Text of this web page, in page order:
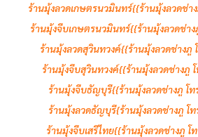
ร้านมุ้งลวดเกษตรนวมินทร์{{ร้านมุ้งลวดช่า
ร้านมุ้งจีบเกษตรนวมินทร์{{ร้านมุ้งลวดช่า
ร้านมุ้งลวดสุวินทวงค์{{ร้านมุ้งลวดช่างภู
ร้านมุ้งจีบสุวินทวงค์{{ร้านมุ้งลวดช่างภู
ร้านมุ้งจีบธัญบุรี{{ร้านมุ้งลวดช่างภู โ
ร้านมุ้งลวดธัญบุรี{ร้านมุ้งลวดช่างภู โ
ร้านมุ้งจีบเสรีไทย{{ร้านมุ้งลวดช่างภู โ